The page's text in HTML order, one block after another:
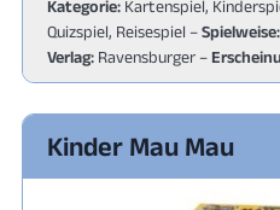
Kategorie: Kartenspiel,
Quizspiel, Reisespiel –Spielweise:
Verlag: Ravensburger –
Kinder Mau Mau